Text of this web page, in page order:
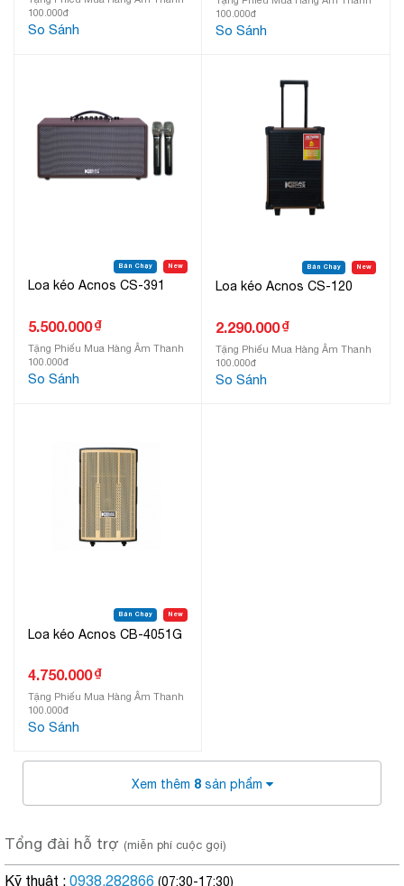
100.000đ
So Sánh
100.000đ
So Sánh
Bán Chạy New
Loa kéo Acnos CS-391
5.500.000₫
Tặng Phiếu Mua Hàng Âm Thanh
100.000đ
So Sánh
Bán Chạy New
Loa kéo Acnos CS-120
2.290.000₫
Tặng Phiếu Mua Hàng Âm Thanh
100.000đ
So Sánh
Bán Chạy New
Loa kéo Acnos CB-4051G
4.750.000₫
Tặng Phiếu Mua Hàng Âm Thanh
100.000đ
So Sánh
Xem thêm 8sản phẩm
Tổng đài hỗ trợ (miễn phí cuộc gọi)
Kỹ thuật : 0938.282866 (07:30-17:30)